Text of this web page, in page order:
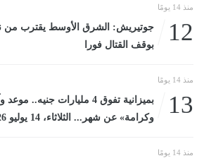
منذ 14 يومًا
12
جوتيريش: الشرق الأوسط يقترب من
بوقف القتال فورا
منذ 14 يومًا
13
بميزانية تفوق 4 مليارات
وكرامة» عن شهر... الثلاثاء، 14 يوليو 2026 10:46 صـ
منذ 14 يومًا